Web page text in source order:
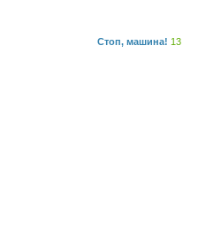
Стоп, машина! 13